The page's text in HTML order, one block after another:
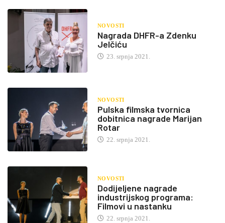
NOVOSTI
Nagrada DHFR-a Zdenku
Jelčiću
23. srpnja 2021.
NOVOSTI
Pulska filmska tvornica
dobitnica nagrade Marijan
Rotar
22. srpnja 2021.
NOVOSTI
Dodijeljene nagrade
industrijskog programa:
Filmovi u nastanku
22. srpnja 2021.